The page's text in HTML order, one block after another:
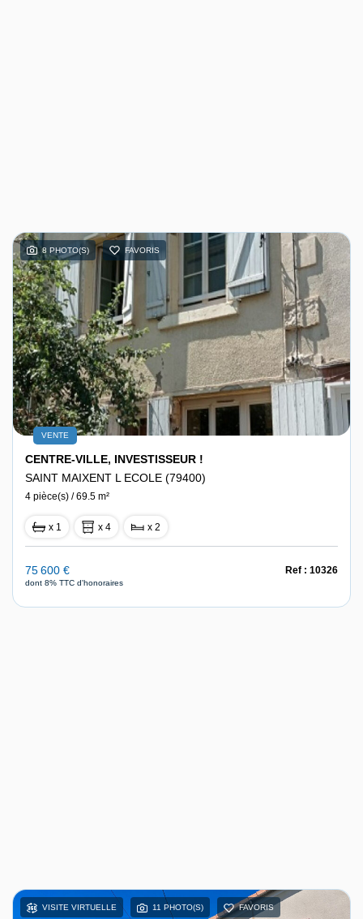
8 PHOTO(S) FAVORIS
VENTE
CENTRE-VILLE, INVESTISSEUR !
SAINT MAIXENT L ECOLE (79400)
4 pièce(s) / 69.5 m²
x 1 x 4 x 2
75 600 €
dont 8% TTC d'honoraires
Ref : 10326
VISITE VIRTUELLE 11 PHOTO(S) FAVORIS